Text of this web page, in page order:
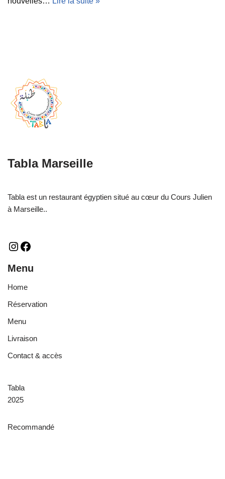
Tabla Marseille
Tabla est un restaurant égyptien situé au cœur du Cours Julien
à Marseille..
Menu
Home
Réservation
Menu
Livraison
Contact & accès
Tabla
2025
Recommandé